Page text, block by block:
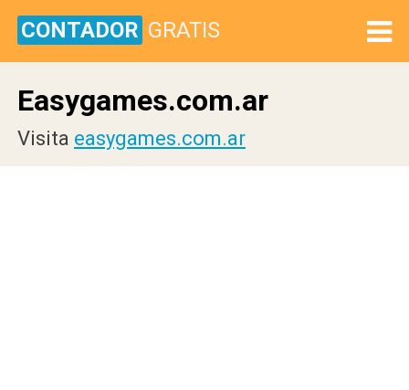
CONTADOR GRATIS
Easygames.com.ar
Visita easygames.com.ar